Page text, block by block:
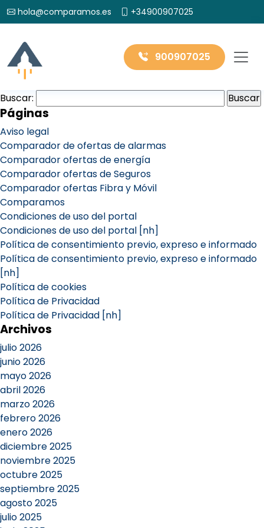
hola@comparamos.es +34900907025
900907025
Buscar:
Páginas
Aviso legal
Comparador de ofertas de alarmas
Comparador ofertas de energía
Comparador ofertas de Seguros
Comparador ofertas Fibra y Móvil
Comparamos
Condiciones de uso del portal
Condiciones de uso del portal [nh]
Política de consentimiento previo, expreso e informado
Política de consentimiento previo, expreso e informado
[nh]
Política de cookies
Política de Privacidad
Política de Privacidad [nh]
Archivos
julio 2026
junio 2026
mayo 2026
abril 2026
marzo 2026
febrero 2026
enero 2026
diciembre 2025
noviembre 2025
octubre 2025
septiembre 2025
agosto 2025
julio 2025